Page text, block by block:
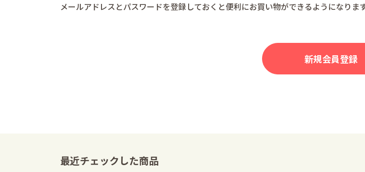
メールアドレスとパスワードを登録しておくと便利にお買い物ができるようになります
最近チェックした商品